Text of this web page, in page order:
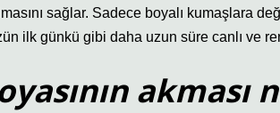
sağlar. Sadece boyalı kumaşlara
ilk günkü gibi daha uzun süre canlı ve
akması